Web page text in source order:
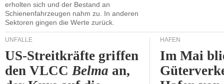
erholten sich und der Bestand an
Schienenfahrzeugen nahm zu. In anderen
Sektoren gingen die Werte zurück.
UNFÄLLE
US-Streitkräfte griffen
den VLCCBelma an,
HÄFEN
Im Mai